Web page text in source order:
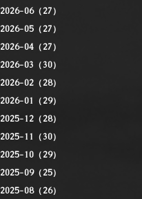
2026-06（27）
2026-05（27）
2026-04（27）
2026-03（30）
2026-02（28）
2026-01（29）
2025-12（28）
2025-11（30）
2025-10（29）
2025-09（25）
2025-08（26）